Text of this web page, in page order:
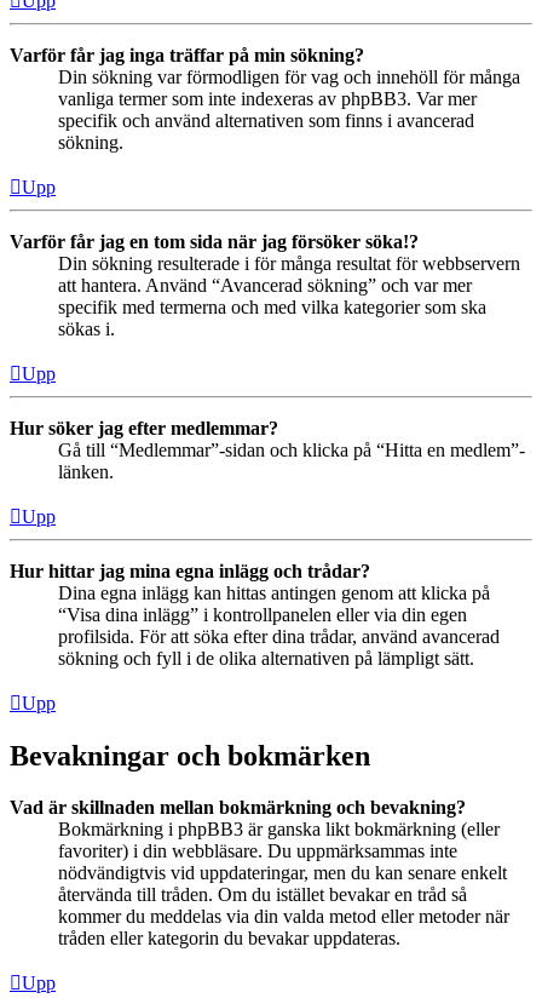
Varför får jag inga träffar på min sökning?
Din sökning var förmodligen för vag och innehöll för många
vanliga termer som inte indexeras av phpBB3. Var mer
specifik och använd alternativen som finns i avancerad
sökning.
Upp
Varför får jag en tom sida när jag försöker söka!?
Din sökning resulterade i för många resultat för webbservern
att hantera. Använd “Avancerad sökning” och var mer
specifik med termerna och med vilka kategorier som ska
sökas i.
Upp
Hur söker jag efter medlemmar?
Gå till “Medlemmar”-sidan och klicka på “Hitta en medlem”-
länken.
Upp
Hur hittar jag mina egna inlägg och trådar?
Dina egna inlägg kan hittas antingen genom att klicka på
“Visa dina inlägg” i kontrollpanelen eller via din egen
profilsida. För att söka efter dina trådar, använd avancerad
sökning och fyll i de olika alternativen på lämpligt sätt.
Upp
Bevakningar och bokmärken
Vad är skillnaden mellan bokmärkning och bevakning?
Bokmärkning i phpBB3 är ganska likt bokmärkning (eller
favoriter) i din webbläsare. Du uppmärksammas inte
nödvändigtvis vid uppdateringar, men du kan senare enkelt
återvända till tråden. Om du istället bevakar en tråd så
kommer du meddelas via din valda metod eller metoder när
tråden eller kategorin du bevakar uppdateras.
Upp